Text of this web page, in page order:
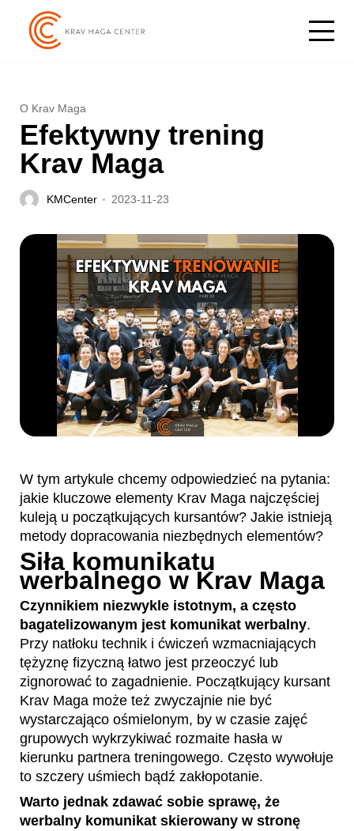
O Krav Maga
Efektywny trening
Krav Maga
KMCenter 2023-11-23
W tym artykule chcemy odpowiedzieć na pytania:
jakie kluczowe elementy Krav Maga najczęściej
kuleją u początkujących kursantów? Jakie istnieją
metody dopracowania niezbędnych elementów?
Siła komunikatu
werbalnego w Krav Maga
Czynnikiem niezwykle istotnym, a często
bagatelizowanym jest komunikat werbalny.
Przy natłoku technik i ćwiczeń wzmacniających
tężyznę fizyczną łatwo jest przeoczyć lub
zignorować to zagadnienie. Początkujący kursant
Krav Maga może też zwyczajnie nie być
wystarczająco ośmielonym, by w czasie zajęć
grupowych wykrzykiwać rozmaite hasła w
kierunku partnera treningowego. Często wywołuje
to szczery uśmiech bądź zakłopotanie.
Warto jednak zdawać sobie sprawę, że
werbalny komunikat skierowany w stronę